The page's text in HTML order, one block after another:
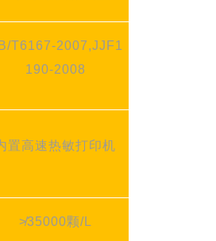
T6167-2007,JJF1
190-2008
置高速热敏打印机
≯35000颗/L